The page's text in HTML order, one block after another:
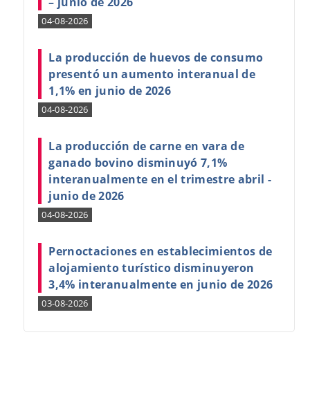
04-08-2026
La producción de huevos de consumo
presentó un aumento interanual de
1,1% en junio de 2026
04-08-2026
La producción de carne en vara de
ganado bovino disminuyó 7,1%
interanualmente en el trimestre abril -
junio de 2026
04-08-2026
Pernoctaciones en establecimientos de
alojamiento turístico disminuyeron
3,4% interanualmente en junio de 2026
03-08-2026